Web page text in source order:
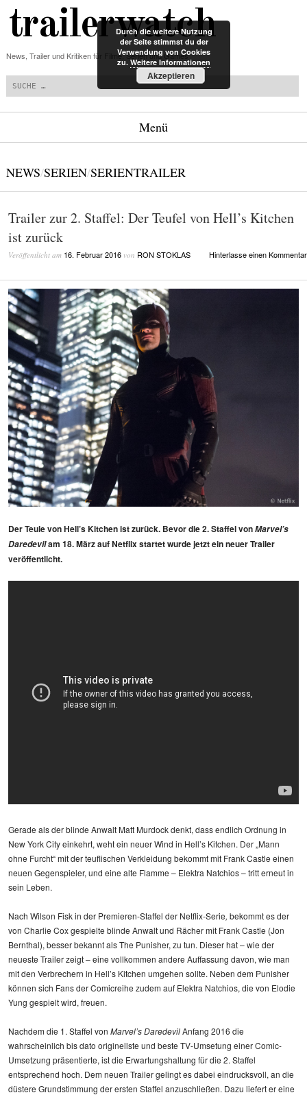
trailerwatch
News, Trailer und Kritiken für Filme, Serien und Games
Menü
NEWS/SERIEN/SERIENTRAILER
Trailer zur 2. Staffel: Der Teufel von Hell’s Kitchen
ist zurück
Veröffentlicht am 16. Februar 2016 von RON STOKLAS Hinterlasse einen Kommentar
Der Teule von Hell’s Kitchen ist zurück. Bevor die 2. Staffel vonMarvel’s
Daredevilam 18. März auf Netflix startet wurde jetzt ein neuer Trailer
veröffentlicht.
Gerade als der blinde Anwalt Matt Murdock denkt, dass endlich Ordnung in
New York City einkehrt, weht ein neuer Wind in Hell’s Kitchen. Der „Mann
ohne Furcht“ mit der teuflischen Verkleidung bekommt mit Frank Castle einen
neuen Gegenspieler, und eine alte Flamme – Elektra Natchios – tritt erneut in
sein Leben.
Nach Wilson Fisk in der Premieren-Staffel der Netflix-Serie, bekommt es der
von Charlie Cox gespielte blinde Anwalt und Rächer mit Frank Castle (Jon
Bernthal), besser bekannt als The Punisher, zu tun. Dieser hat – wie der
neueste Trailer zeigt – eine vollkommen andere Auffassung davon, wie man
mit den Verbrechern in Hell’s Kitchen umgehen sollte. Neben dem Punisher
können sich Fans der Comicreihe zudem auf Elektra Natchios, die von Elodie
Yung gespielt wird, freuen.
Nachdem die 1. Staffel von Marvel’s DaredevilAnfang 2016 die
wahrscheinlich bis dato originellste und beste TV-Umsetung einer Comic-
Umsetzung präsentierte, ist die Erwartungshaltung für die 2. Staffel
entsprechend hoch. Dem neuen Trailer gelingt es dabei eindrucksvoll, an die
düstere Grundstimmung der ersten Staffel anzuschließen. Dazu liefert er eine
Durch die weitere Nutzung
der Seite stimmst du der
Verwendung von Cookies
zu. Weitere Informationen
Akzeptieren